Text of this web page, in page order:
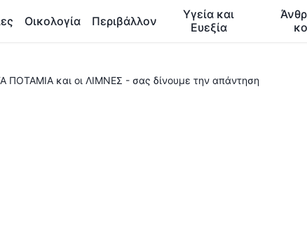
Οικολογία Περιβάλλον
Υγεία και
Ευεξία
ΠΟΤΑΜΙΑ και οι ΛΙΜΝΕΣ - σας δίνουμε την απάντηση